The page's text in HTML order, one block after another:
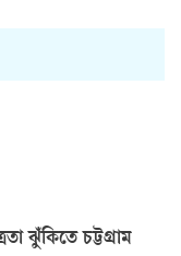
ঝুঁকিতে চট্টগ্রাম